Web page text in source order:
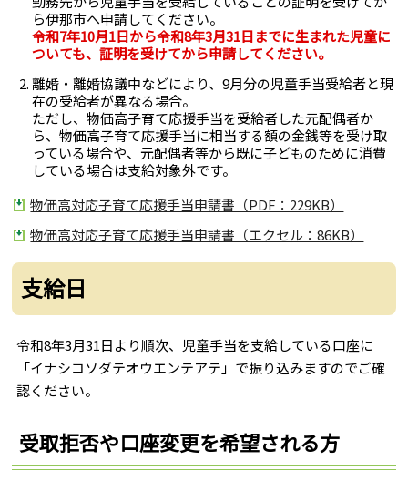
ら伊那市へ申請してください。
令和7年10月1日から令和8年3月31日までに生まれた児童に
ついても、証明を受けてから申請してください。
離婚・離婚協議中などにより、9月分の児童手当受給者と現
在の受給者が異なる場合。
ただし、物価高子育て応援手当を受給者した元配偶者か
ら、物価高子育て応援手当に相当する額の金銭等を受け取
っている場合や、元配偶者等から既に子どものために消費
している場合は支給対象外です。
物価高対応子育て応援手当申請書（PDF：229KB）
物価高対応子育て応援手当申請書（エクセル：86KB）
支給日
令和8年3月31日より順次、児童手当を支給している口座に
「イナシコソダテオウエンテアテ」で振り込みますのでご確
認ください。
受取拒否や口座変更を希望される方